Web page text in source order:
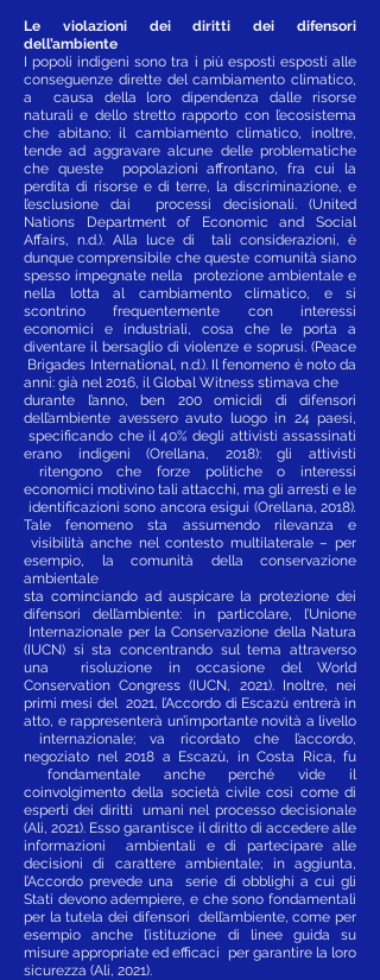
Le violazioni dei diritti dei difensori
dell’ambiente
I popoli indigeni sono tra i più esposti esposti alle
conseguenze dirette del cambiamento climatico,
a causa della loro dipendenza dalle risorse
naturali e dello stretto rapporto con l’ecosistema
che abitano; il cambiamento climatico, inoltre,
tende ad aggravare alcune delle problematiche
che queste popolazioni affrontano, fra cui la
perdita di risorse e di terre, la discriminazione, e
l’esclusione dai processi decisionali. (United
Nations Department of Economic and Social
Affairs, n.d.). Alla luce di tali considerazioni, è
dunque comprensibile che queste comunità siano
spesso impegnate nella protezione ambientale e
nella lotta al cambiamento climatico, e si
scontrino frequentemente con interessi
economici e industriali, cosa che le porta a
diventare il bersaglio di violenze e soprusi. (Peace
Brigades International, n.d.). Il fenomeno è noto da
anni: già nel 2016, il Global Witness stimava che
durante l’anno, ben 200 omicidi di difensori
dell’ambiente avessero avuto luogo in 24 paesi,
specificando che il 40% degli attivisti assassinati
erano indigeni (Orellana, 2018): gli attivisti
ritengono che forze politiche o interessi
economici motivino tali attacchi, ma gli arresti e le
identificazioni sono ancora esigui (Orellana, 2018).
Tale fenomeno sta assumendo rilevanza e
visibilità anche nel contesto multilaterale – per
esempio, la comunità della conservazione
ambientale
sta cominciando ad auspicare la protezione dei
difensori dell’ambiente: in particolare, l’Unione
Internazionale per la Conservazione della Natura
(IUCN) si sta concentrando sul tema attraverso
una risoluzione in occasione del World
Conservation Congress (IUCN, 2021). Inoltre, nei
primi mesi del 2021, l’Accordo di Escazù entrerà in
atto, e rappresenterà un’importante novità a livello
internazionale; va ricordato che l’accordo,
negoziato nel 2018 a Escazù, in Costa Rica, fu
fondamentale anche perché vide il
coinvolgimento della società civile così come di
esperti dei diritti umani nel processo decisionale
(Ali, 2021). Esso garantisce il diritto di accedere alle
informazioni ambientali e di partecipare alle
decisioni di carattere ambientale; in aggiunta,
l’Accordo prevede una serie di obblighi a cui gli
Stati devono adempiere, e che sono fondamentali
per la tutela dei difensori dell’ambiente, come per
esempio anche l’istituzione di linee guida su
misure appropriate ed efficaci per garantire la loro
sicurezza (Ali, 2021).